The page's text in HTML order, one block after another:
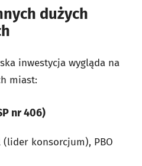
dużych
inwestycja wygląda na
miast:
nr 406)
(lider konsorcjum), PBO